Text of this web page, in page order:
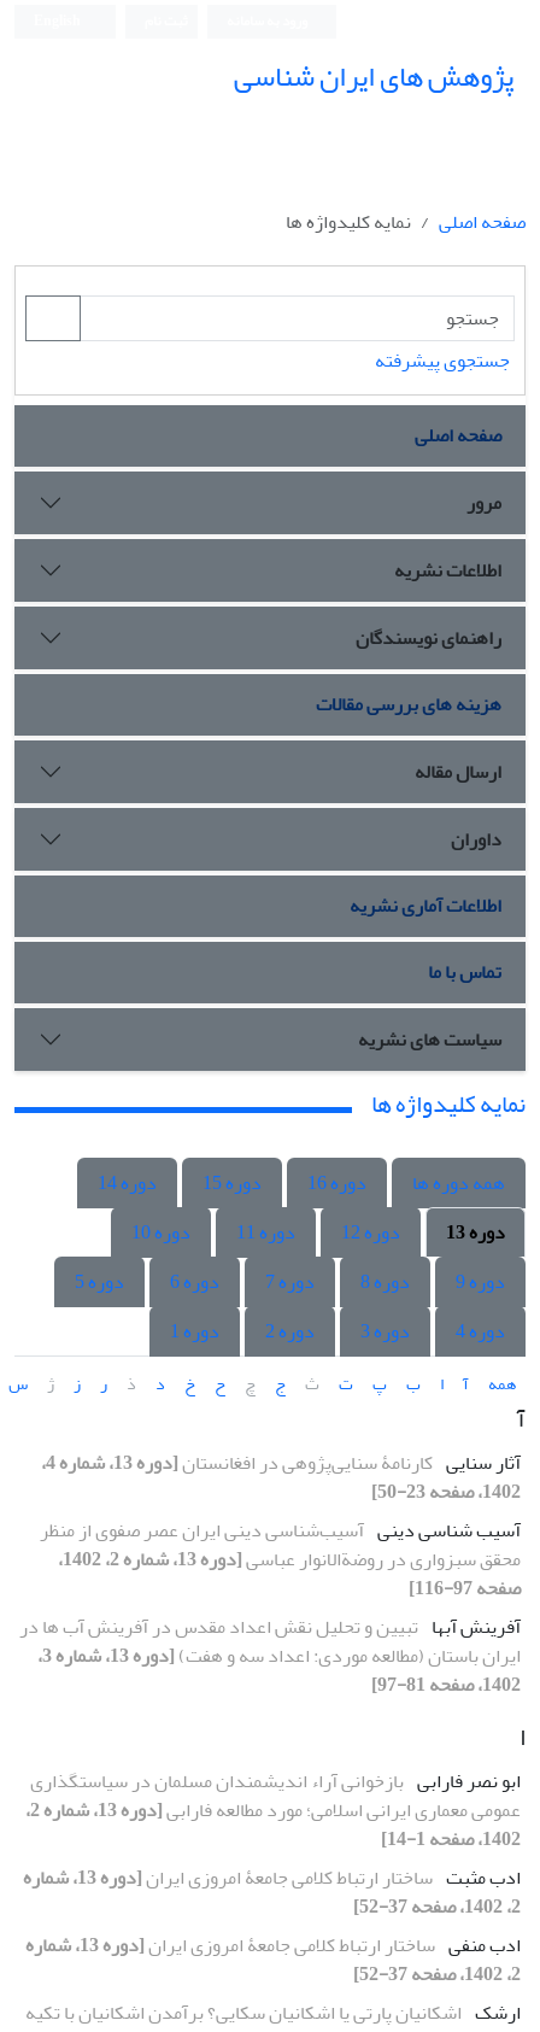
پژوهش های ایران شناسی
صفحه اصلی نمایه کلیدواژه ها
جستجوی پیشرفته
صفحه اصلی
مرور
اطلاعات نشریه
راهنمای نویسندگان
هزینه های بررسی مقالات
ارسال مقاله
داوران
اطلاعات آماری نشریه
تماس با ما
سیاست های نشریه
نمایه کلیدواژه ها
همه دوره ها دوره 16 دوره 15
دوره 14
دوره 13
دوره 12 دوره 11
دوره 10
دوره 9
دوره 8 دوره 7 دوره 6
دوره 5
دوره 4
دوره 3 دوره 2 دوره 1
همه آ ا ب پ ت ث ج چ ح خ د ذ ر ز ژ س
آ
آثار سنایی کارنامۀ سنایی‌پژوهی در افغانستان
[دوره 13، شماره 4،
1402، صفحه 23-50]
آسیب شناسی دینی آسیب‌شناسی دینی ایران عصر صفوی از منظر
محقق سبزواری در روضةالانوار عباسی
[دوره 13، شماره 2، 1402،
صفحه 97-116]
آفرینش آبها تبیین و تحلیل نقش اعداد مقدس در آفرینش آب ها در
ایران باستان (مطالعه موردی: اعداد سه و هفت)
[دوره 13، شماره 3،
1402، صفحه 81-97]
ا
ابو نصر فارابی بازخوانی آراء اندیشمندان مسلمان در سیاستگذاری
عمومی معماری ایرانی اسلامی؛ مورد مطالعه فارابی
[دوره 13، شماره 2،
1402، صفحه 1-14]
ادب مثبت ساختار ارتباط کلامی جامعۀ امروزی ایران
[دوره 13، شماره
2، 1402، صفحه 37-52]
ادب منفی ساختار ارتباط کلامی جامعۀ امروزی ایران
[دوره 13، شماره
2، 1402، صفحه 37-52]
ارشک